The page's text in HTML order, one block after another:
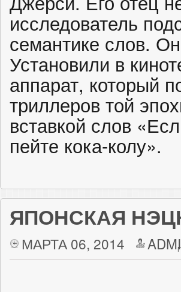
исследователь
семантике слов.
Установили в
аппарат, который
триллеров той
вставкой слов
пейте кока-колу».
ЯПОНСКАЯ
МАРТА 06, 2014